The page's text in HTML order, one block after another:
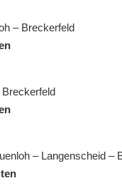
– Breckerfeld
– Langenscheid –